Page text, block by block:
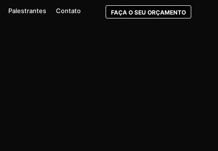
Palestrantes Contato FAÇA O SEU ORÇAMENTO